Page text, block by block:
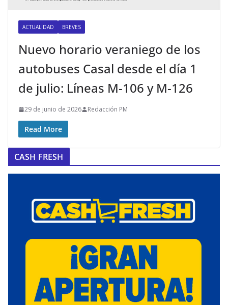
ACTUALIDAD BREVES
Nuevo horario veraniego de los
autobuses Casal desde el día 1
de julio: Líneas M-106 y M-126
29 de junio de 2026 Redacción PM
Read More
CASH FRESH